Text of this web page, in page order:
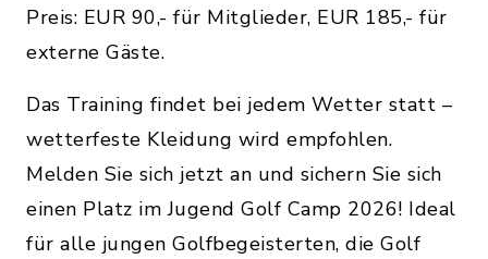
Preis: EUR 90,- für Mitglieder, EUR 185,- für
externe Gäste.
Das Training findet bei jedem Wetter statt –
wetterfeste Kleidung wird empfohlen.
Melden Sie sich jetzt an und sichern Sie sich
einen Platz im Jugend Golf Camp 2026! Ideal
für alle jungen Golfbegeisterten, die Golf